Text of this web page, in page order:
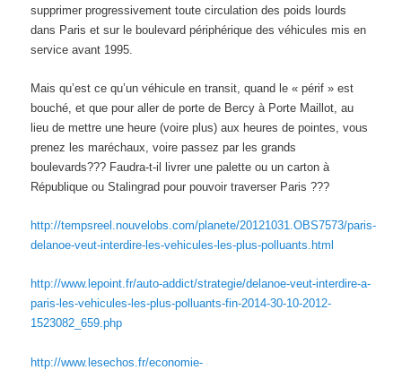
supprimer progressivement toute circulation des poids lourds
dans Paris et sur le boulevard périphérique des véhicules mis en
service avant 1995.
Mais qu’est ce qu’un véhicule en transit, quand le « périf » est
bouché, et que pour aller de porte de Bercy à Porte Maillot, au
lieu de mettre une heure (voire plus) aux heures de pointes, vous
prenez les maréchaux, voire passez par les grands
boulevards??? Faudra-t-il livrer une palette ou un carton à
République ou Stalingrad pour pouvoir traverser Paris ???
http://tempsreel.nouvelobs.com/planete/20121031.OBS7573/paris-
delanoe-veut-interdire-les-vehicules-les-plus-polluants.html
http://www.lepoint.fr/auto-addict/strategie/delanoe-veut-interdire-a-
paris-les-vehicules-les-plus-polluants-fin-2014-30-10-2012-
1523082_659.php
http://www.lesechos.fr/economie-